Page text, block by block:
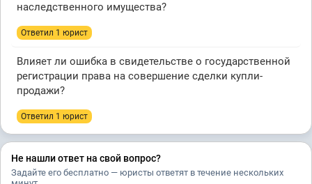
наследственного имущества?
Ответил 1 юрист
Влияет ли ошибка в свидетельстве о государственной
регистрации права на совершение сделки купли-
продажи?
Ответил 1 юрист
Не нашли ответ на свой вопрос?
Задайте его бесплатно — юристы ответят в течение нескольких